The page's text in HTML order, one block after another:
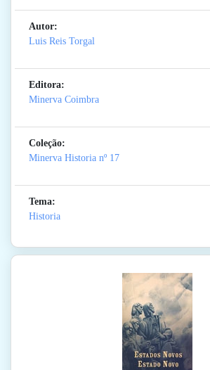
Autor:
Luis Reis Torgal
Editora:
Minerva Coimbra
Coleção:
Minerva Historia nº 17
Tema:
Historia